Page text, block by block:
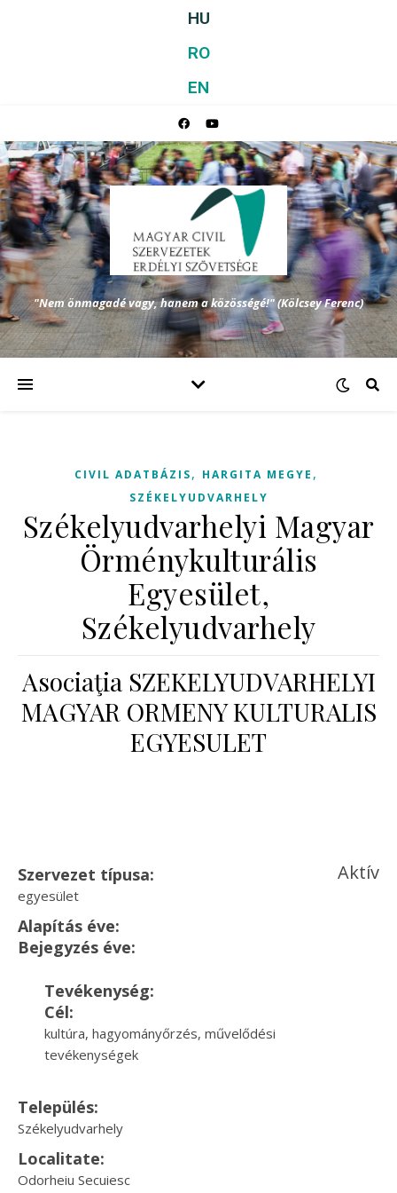
HU
RO
EN
"Nem önmagadé vagy, hanem a közösségé!" (Kölcsey Ferenc)
CIVIL ADATBÁZIS, HARGITA MEGYE ,
SZÉKELYUDVARHELY
Székelyudvarhelyi Magyar
Örménykulturális
Egyesület,
Székelyudvarhely
Asociaţia SZEKELYUDVARHELYI
MAGYAR ORMENY KULTURALIS
EGYESULET
Szervezet típusa:
egyesület
Aktív
Alapítás éve:
Bejegyzés éve:
Tevékenység:
Cél:
kultúra, hagyományőrzés, művelődési
tevékenységek
Település:
Székelyudvarhely
Localitate:
Odorheiu Secuiesc